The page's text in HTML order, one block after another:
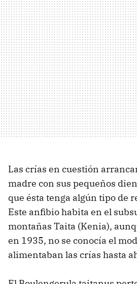
Las crías en cuestión
madre con sus pequeños
que ésta tenga algún tipo de
Este anfibio habita en el
montañas Taita (Kenia),
en 1935, no se conocía el
alimentaban las crías hasta